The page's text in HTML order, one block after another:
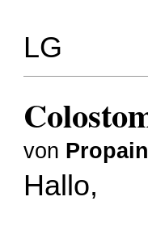
LG
von
Hallo,